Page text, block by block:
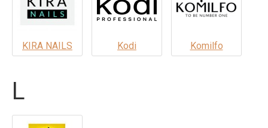
KIRA NAILS Kodi Komilfo
L